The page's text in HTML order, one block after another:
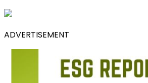
ADVERTISEMENT